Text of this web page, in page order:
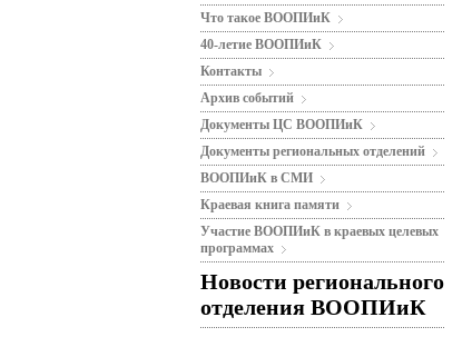
Что такое ВООПИиК
40-летие ВООПИиК
Контакты
Архив событий
Документы ЦС ВООПИиК
Документы региональных отделений
ВООПИиК в СМИ
Краевая книга памяти
Участие ВООПИиК в краевых целевых
программах
Новости регионального
отделения ВООПИиК